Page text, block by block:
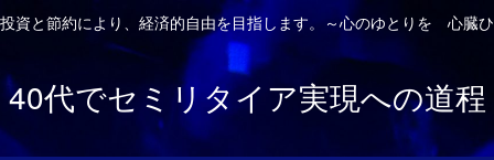
資と節約により、経済的自由を目指します。～心のゆとりを 心臓
40代でセミリタイア実現への道程